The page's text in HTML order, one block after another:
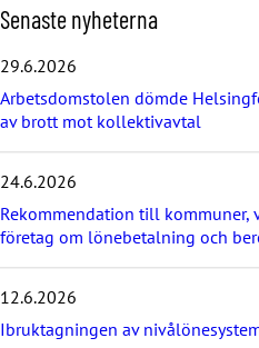
H
o
p
p
a
ö
v
r
d
e
n
a
Senaste nyheterna
29.6.2026
Arbetsdomstolen dömde
av brott mot kollektivavtal
24.6.2026
Rekommendation till kommuner,
företag om lönebetalning och
12.6.2026
Ibruktagningen av